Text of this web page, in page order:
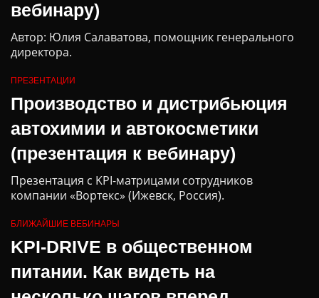
вебинару)
Автор: Юлия Салаватова, помощник генерального
директора.
ПРЕЗЕНТАЦИИ
Производство и дистрибьюция
автохимии и автокосметики
(презентация к вебинару)
Презентация с KPI-матрицами сотрудников
компании «Вортекс» (Ижевск, Россия).
БЛИЖАЙШИЕ ВЕБИНАРЫ
KPI-DRIVE в общественном
питании. Как видеть на